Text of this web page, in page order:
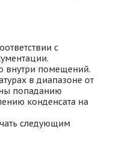
с
внутри помещений.
в диапазоне от
попаданию
конденсата на
следующим